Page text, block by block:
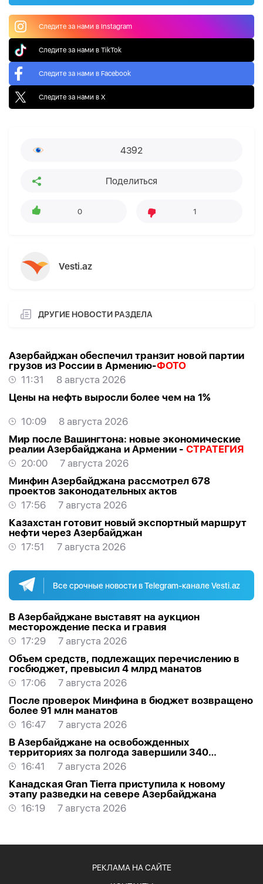
Следите за нами в Instagram
Следите за нами в TikTok
Следите за нами в Facebook
Следите за нами в X
4392
Поделиться
0 1
Vesti.az
ДРУГИЕ НОВОСТИ РАЗДЕЛА
Азербайджан обеспечил транзит новой партии
грузов из России в Армению-ФОТО
11:31
8 августа 2026
Цены на нефть выросли более чем на 1%
10:09
8 августа 2026
Мир после Вашингтона: новые экономические
реалии Азербайджана и Армении - СТРАТЕГИЯ
20:00
7 августа 2026
Минфин Азербайджана рассмотрел 678
проектов законодательных актов
17:56
7 августа 2026
Казахстан готовит новый экспортный маршрут
нефти через Азербайджан
17:51
7 августа 2026
Все срочные новости в Telegram-канале Vesti.az
В Азербайджане выставят на аукцион
месторождение песка и гравия
17:29
7 августа 2026
Объем средств, подлежащих перечислению в
госбюджет, превысил 4 млрд манатов
17:06
7 августа 2026
После проверок Минфина в бюджет возвращено
более 91 млн манатов
16:47
7 августа 2026
В Азербайджане на освобожденных
территориях за полгода завершили 340
проектов
16:41
7 августа 2026
Канадская Gran Tierra приступила к новому
этапу разведки на севере Азербайджана
16:19
7 августа 2026
РЕКЛАМА НА САЙТЕ